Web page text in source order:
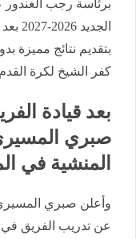
برئاسة رجب الغندور
بتقديم نتائج مميزة
كفر الشيخ لكرة
بعد قيادة
صبري
المنشية في
وأعلن صبري المسيري
عن تدريب الفريق في